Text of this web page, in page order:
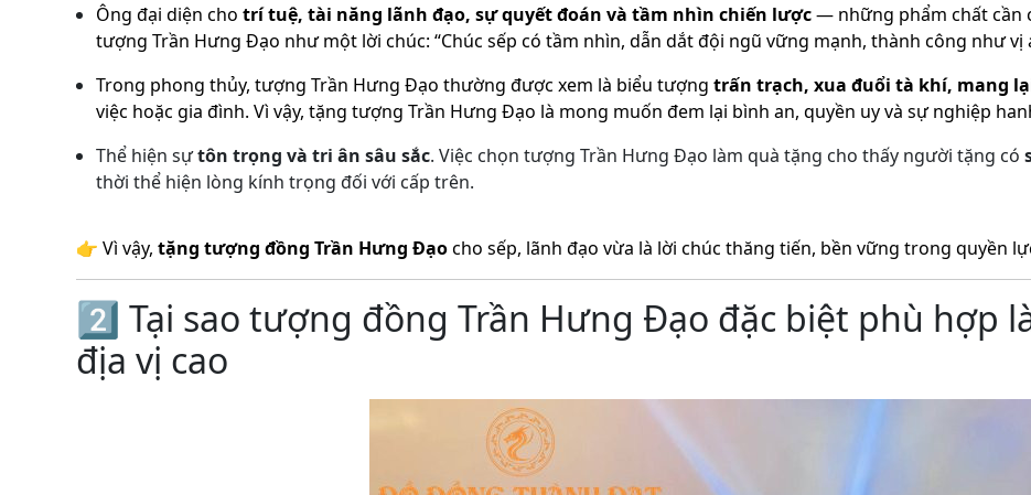
Ông đại diện cho trí tuệ, tài năng lãnh đạo, sự quyết đoán và tầm nhìn chiến lược— những phẩm chất cần
tượng Trần Hưng Đạo như một lời chúc: “Chúc sếp có tầm nhìn, dẫn dắt đội ngũ vững mạnh, thành công như vị
Trong phong thủy, tượng Trần Hưng Đạo thường được xem là biểu tượng trấn trạch, xua đuổi tà khí, mang
việc hoặc gia đình. Vì vậy, tặng tượng Trần Hưng Đạo là mong muốn đem lại bình an, quyền uy và sự nghiệp
Thể hiện sựtôn trọng và tri ân sâu sắc. Việc chọn tượng Trần Hưng Đạo làm quà tặng cho thấy người tặng có
thời thể hiện lòng kính trọng đối với cấp trên.
👉 Vì vậy, tặng tượng đồng Trần Hưng Đạocho sếp, lãnh đạo vừa là lời chúc thăng tiến, bền vững trong quyền
2️⃣ Tại sao tượng đồng Trần Hưng Đạo đặc biệt phù hợp
địa vị cao